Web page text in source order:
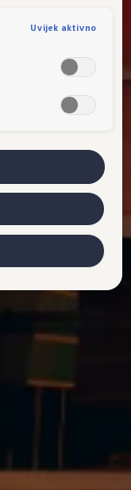
Uvijek aktivno